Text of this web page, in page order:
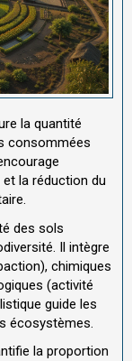
la quantité
consommées
la réduction du
des sols
Il intègre
chimiques
(activité
guide les
écosystèmes.
la proportion